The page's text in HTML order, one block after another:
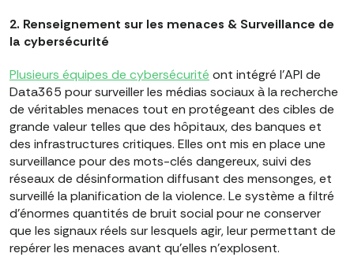
2. Renseignement sur les menaces & Surveillance de
la cybersécurité
Plusieurs équipes de cybersécurité ont intégré l'API de
Data365 pour surveiller les médias sociaux à la recherche
de véritables menaces tout en protégeant des cibles de
grande valeur telles que des hôpitaux, des banques et
des infrastructures critiques. Elles ont mis en place une
surveillance pour des mots-clés dangereux, suivi des
réseaux de désinformation diffusant des mensonges, et
surveillé la planification de la violence. Le système a filtré
d'énormes quantités de bruit social pour ne conserver
que les signaux réels sur lesquels agir, leur permettant de
repérer les menaces avant qu'elles n'explosent.